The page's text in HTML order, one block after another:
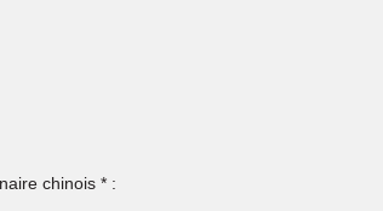
chinois * :